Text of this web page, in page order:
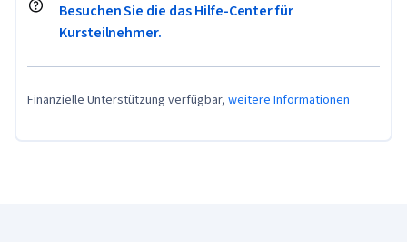
Besuchen Sie die das Hilfe-Center für
Kursteilnehmer.
Finanzielle Unterstützung verfügbar, weitere Informationen